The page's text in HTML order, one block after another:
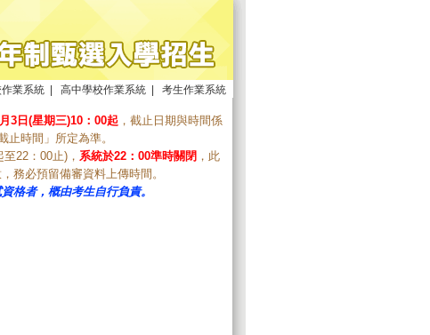
業系統 高中學校作業系統 考生作業系統
3日(星期三)10：00起 ，截止日期與時間係
時間」所定為準。
22：00止)， 系統於22：00準時關閉 ，此
務必預留備審資料上傳時間。
格者，概由考生自行負責。